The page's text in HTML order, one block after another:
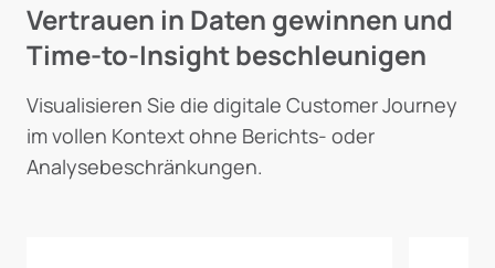
Vertrauen in Daten gewinnen und
Time-to-Insight beschleunigen
Visualisieren Sie die digitale Customer Journey
im vollen Kontext ohne Berichts- oder
Analysebeschränkungen.